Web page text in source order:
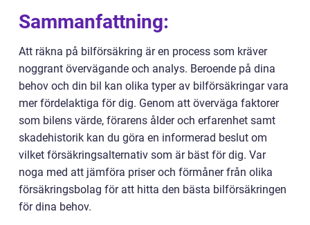
Sammanfattning:
Att räkna på bilförsäkring är en process som kräver
noggrant övervägande och analys. Beroende på dina
behov och din bil kan olika typer av bilförsäkringar vara
mer fördelaktiga för dig. Genom att överväga faktorer
som bilens värde, förarens ålder och erfarenhet samt
skadehistorik kan du göra en informerad beslut om
vilket försäkringsalternativ som är bäst för dig. Var
noga med att jämföra priser och förmåner från olika
försäkringsbolag för att hitta den bästa bilförsäkringen
för dina behov.